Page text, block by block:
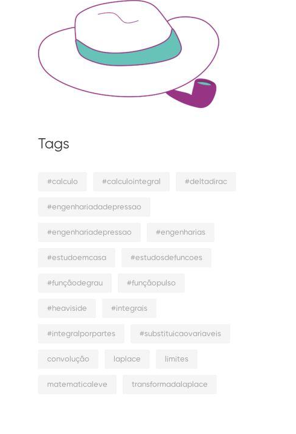
Tags
#calculo #calculointegral #deltadirac
#engenhariadadepressao
#engenhariadepressao #engenharias
#estudoemcasa #estudosdefuncoes
#funçãodegrau #funçãopulso
#heaviside #integrais
#integralporpartes #substituicaovariaveis
convolução laplace limites
matematicaleve transformadalaplace